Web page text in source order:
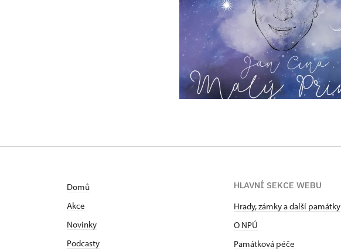
Domů
Akce
Novinky
Podcasty
HLAVNÍ SEKCE WEBU
Hrady, zámky a další památky
O NPÚ
Památková péče